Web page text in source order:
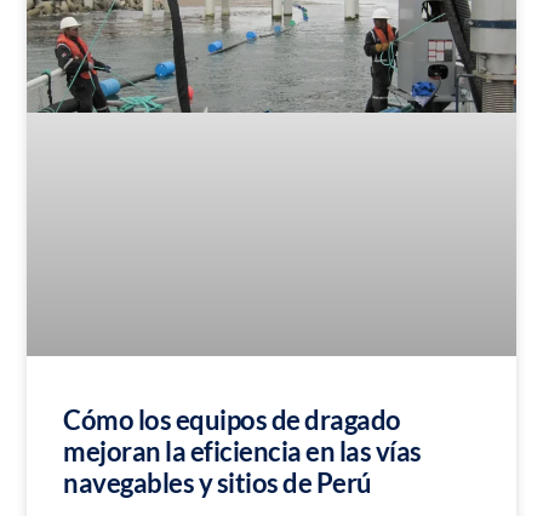
Cómo los equipos de dragado
mejoran la eficiencia en las vías
navegables y sitios de Perú